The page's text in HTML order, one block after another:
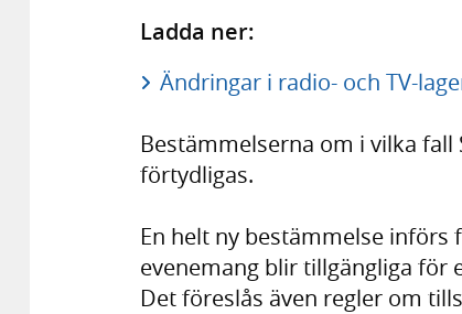
Ladda ner:
Ändringar i radio- och TV-
Bestämmelserna om i vilka fall
förtydligas.
En helt ny bestämmelse införs
evenemang blir tillgängliga för
Det föreslås även regler om